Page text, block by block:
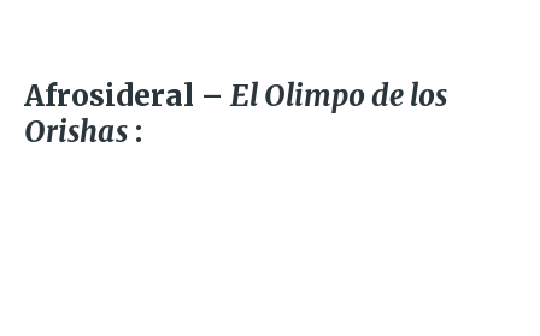
Afrosideral –El Olimpo de los
Orishas :